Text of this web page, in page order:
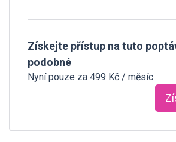
Získejte přístup na tuto
podobné
Nyní pouze za 499 Kč / měsíc